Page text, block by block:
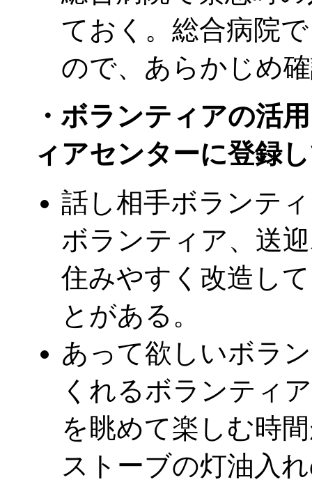
ておく。総合病院
ので、あらかじめ
・ボランティアの活
ィアセンターに登録
話し相手ボランテ
ボランティア、送
住みやすく改造し
とがある。
あって欲しいボラ
くれるボランティ
を眺めて楽しむ時
ストーブの灯油入